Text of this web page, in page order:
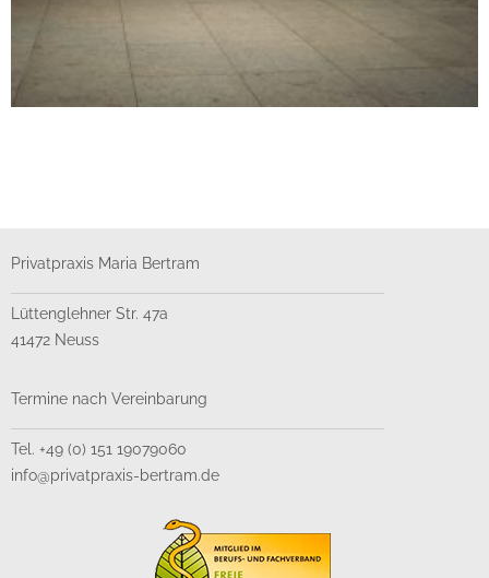
SMALL THUMBS FULL WIDTH
Privatpraxis Maria Bertram
Lüttenglehner Str. 47a
41472 Neuss
Termine nach Vereinbarung
Tel. +49 (0) 151 19079060
info@privatpraxis-bertram.de